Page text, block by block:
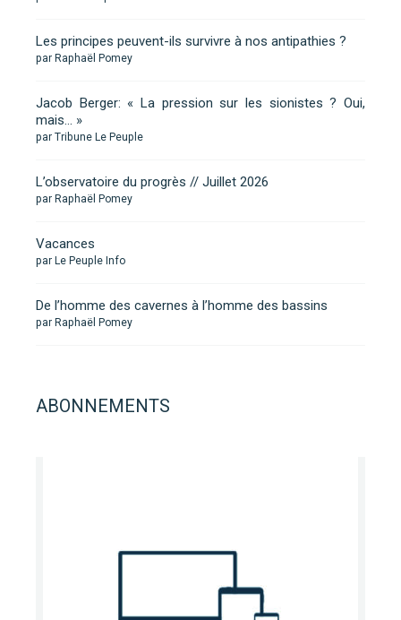
Les principes peuvent-ils survivre à nos antipathies ?
par Raphaël Pomey
Jacob Berger: « La pression sur les sionistes ? Oui,
mais… »
par Tribune Le Peuple
L’observatoire du progrès // Juillet 2026
par Raphaël Pomey
Vacances
par Le Peuple Info
De l’homme des cavernes à l’homme des bassins
par Raphaël Pomey
ABONNEMENTS